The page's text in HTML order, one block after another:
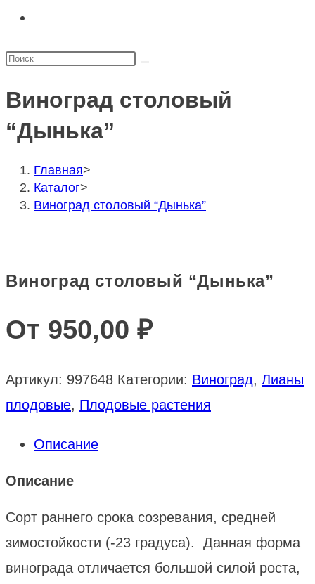
по
Поиск
сайте
Виноград столовый
“Дынька”
Главная>
Каталог>
Виноград столовый “Дынька”
Виноград столовый “Дынька”
От 950,00 ₽
Артикул: 997648 Категории: Виноград, Лианы
плодовые, Плодовые растения
Описание
Описание
Сорт раннего срока созревания, средней
зимостойкости (-23 градуса). Данная форма
винограда отличается большой силой роста,